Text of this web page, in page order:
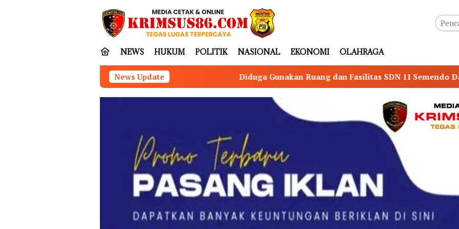
NEWS HUKUM POLITIK NASIONAL EKONOMI OLAHRAGA
News Update
Diduga Gunakan Ruang dan Fasilitas SDN 11 Semendo Darat Tengah untuk